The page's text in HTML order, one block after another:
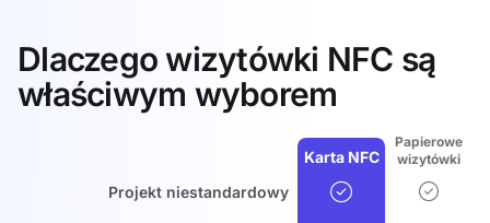
Dlaczego wizytówki NFC są
właściwym wyborem
Karta NFC
Papierowe
wizytówki
Projekt niestandardowy